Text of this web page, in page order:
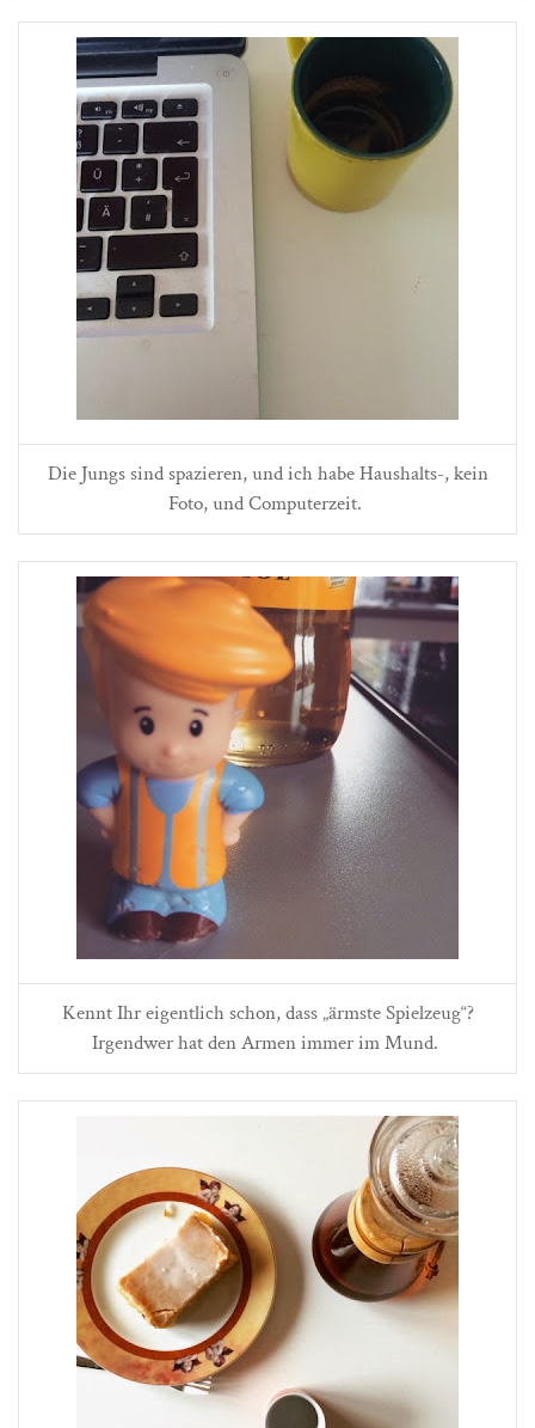
Die Jungs sind spazieren, und ich habe Haushalts-, kein
Foto, und Computerzeit.
Kennt Ihr eigentlich schon, dass „ärmste Spielzeug“?
Irgendwer hat den Armen immer im Mund.